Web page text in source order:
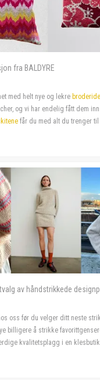
fra BALDYRE
med helt nye og lekre
og vi har endelig fått dem
får du med alt du trenger
av håndstrikkede
oss før du velger ditt neste
billigere å strikke
kvalitetsplagg i en